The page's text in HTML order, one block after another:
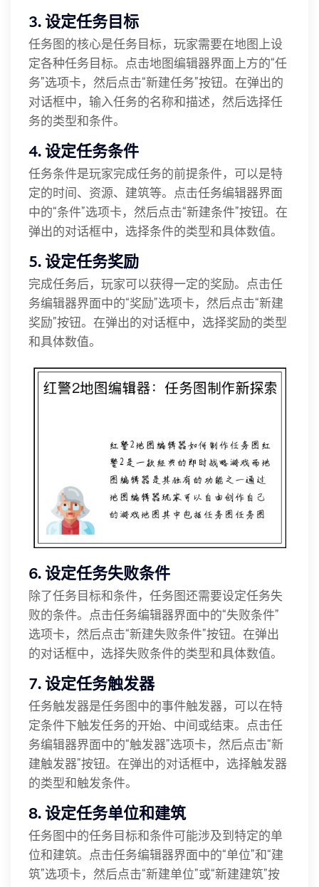
3. 设定任务目标
任务图的核心是任务目标，玩家需要在地图上设
定各种任务目标。点击地图编辑器界面上方的“任
务”选项卡，然后点击“新建任务”按钮。在弹出的
对话框中，输入任务的名称和描述，然后选择任
务的类型和条件。
4. 设定任务条件
任务条件是玩家完成任务的前提条件，可以是特
定的时间、资源、建筑等。点击任务编辑器界面
中的“条件”选项卡，然后点击“新建条件”按钮。在
弹出的对话框中，选择条件的类型和具体数值。
5. 设定任务奖励
完成任务后，玩家可以获得一定的奖励。点击任
务编辑器界面中的“奖励”选项卡，然后点击“新建
奖励”按钮。在弹出的对话框中，选择奖励的类型
和具体数值。
6. 设定任务失败条件
除了任务目标和条件，任务图还需要设定任务失
败的条件。点击任务编辑器界面中的“失败条件”
选项卡，然后点击“新建失败条件”按钮。在弹出
的对话框中，选择失败条件的类型和具体数值。
7. 设定任务触发器
任务触发器是任务图中的事件触发器，可以在特
定条件下触发任务的开始、中间或结束。点击任
务编辑器界面中的“触发器”选项卡，然后点击“新
建触发器”按钮。在弹出的对话框中，选择触发器
的类型和触发条件。
8. 设定任务单位和建筑
任务图中的任务目标和条件可能涉及到特定的单
位和建筑。点击任务编辑器界面中的“单位”和“建
筑”选项卡，然后点击“新建单位”或“新建建筑”按